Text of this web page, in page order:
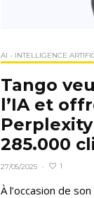
AI - INTELLIGENCE
Tango
l’IA et
285.000
27/05/2025 · 1
À l’occasion de